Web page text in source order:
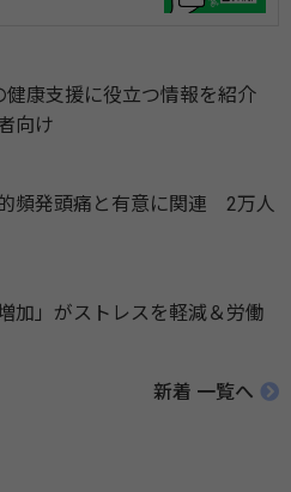
康支援に役立つ情報を紹介
向け
頻発頭痛と有意に関連 2万人
加」がストレスを軽減＆労働
新着 一覧へ